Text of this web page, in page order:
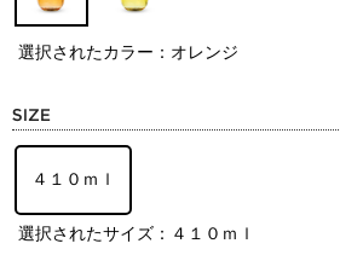
選択されたカラー：オレンジ
４１０ｍｌ
選択されたサイズ：４１０ｍｌ